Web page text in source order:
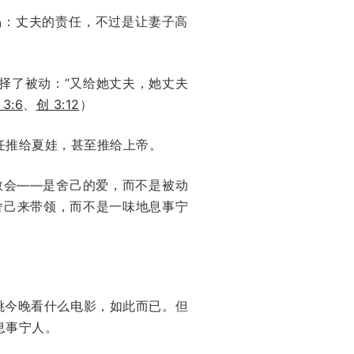
丈夫的责任，不过是让妻子高
了被动：“又给她丈夫，她丈夫
3:6
创 3:12 ）
给夏娃，甚至推给上帝。
会——是舍己的爱，而不是被动
来带领，而不是一味地息事宁
晚看什么电影，如此而已。但
宁人。